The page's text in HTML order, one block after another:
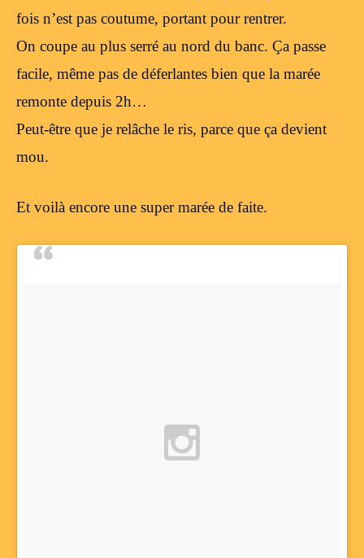
fois n’est pas coutume, portant pour rentrer.
On coupe au plus serré au nord du banc. Ça passe
facile, même pas de déferlantes bien que la marée
remonte depuis 2h…
Peut-être que je relâche le ris, parce que ça devient
mou.
Et voilà encore une super marée de faite.